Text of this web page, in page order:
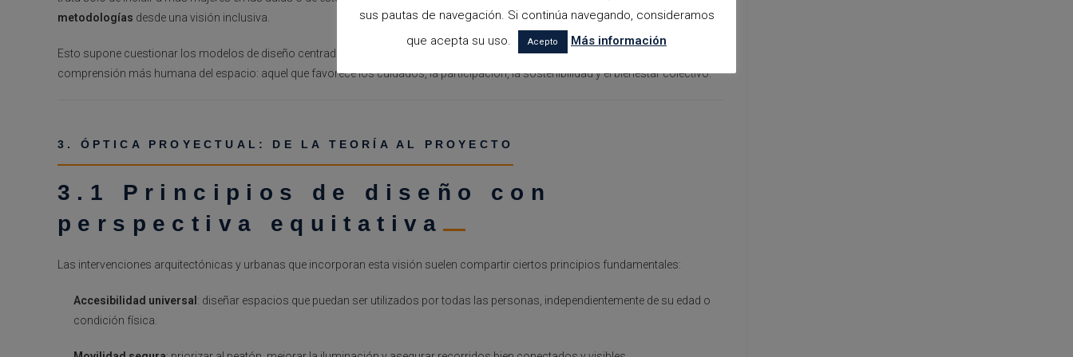
metodologías desde una visión inclusiva.
Esto supone cuestionar los modelos de diseño centrados en la eficiencia productiva o en la estética formalista, y abrir paso a una
comprensión más humana del espacio: aquel que favorece los cuidados, la participación, la sostenibilidad y el bienestar colectivo.
3. ÓPTICA PROYECTUAL: DE LA TEORÍA AL PROYECTO
3.1 Principios de diseño con
perspectiva equitativa
Las intervenciones arquitectónicas y urbanas que incorporan esta visión suelen compartir ciertos principios fundamentales:
Accesibilidad universal : diseñar espacios que puedan ser utilizados por todas las personas, independientemente de su edad o
condición física.
sus pautas de navegación. Si continúa navegando, consideramos
que acepta su uso.
Acepto Más información